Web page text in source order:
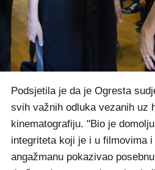
Podsjetila je da je Ogresta
svih važnih odluka vezanih uz
kinematografiju. "Bio je
integriteta koji je i u filmovima
angažmanu pokazivao